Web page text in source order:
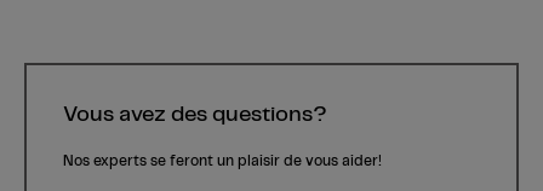
Vous avez des questions?
Nos experts se feront un plaisir de vous aider!